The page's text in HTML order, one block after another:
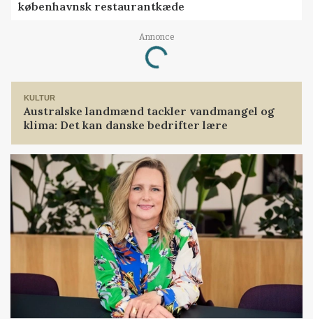
københavnsk restaurantkæde
Annonce
Loading...
KULTUR
Australske landmænd tackler vandmangel og
klima: Det kan danske bedrifter lære